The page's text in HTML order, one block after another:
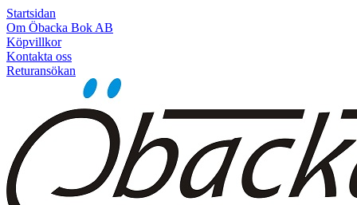
Startsidan
Om Öbacka Bok AB
Köpvillkor
Kontakta oss
Returansökan